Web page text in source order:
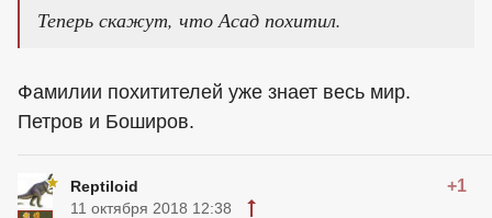
Теперь скажут, что Асад похитил.
Фамилии похитителей уже знает весь мир.
Петров и Боширов.
Reptiloid +1
11 октября 2018 12:38